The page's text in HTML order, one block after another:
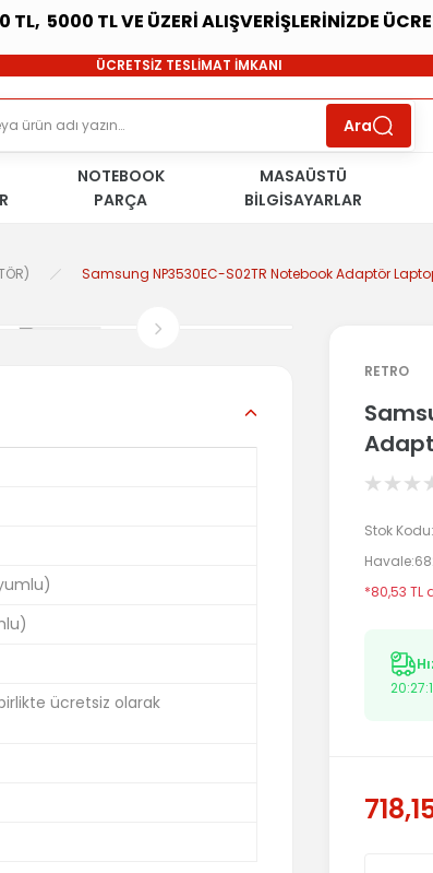
TL, 5000 TL VE ÜZERİ ALIŞVERİŞLERİNİZDE
ÜCRETSİZ TESLİMAT İMKANI
ÜCRETSİZ TESLİMAT İMKANI
KOŞULSUZ İADE HAKKI
SÜRDÜRÜLEBİLİR ÜRÜNLER
Ara
NOTEBOOK
PARÇA
MASAÜSTÜ
BİLGİSAYARLAR
Samsung NP3530EC-S02TR Notebook Adaptör
ücretsiz olarak
RETRO
Stok Kodu
Havale
*80,53 TL